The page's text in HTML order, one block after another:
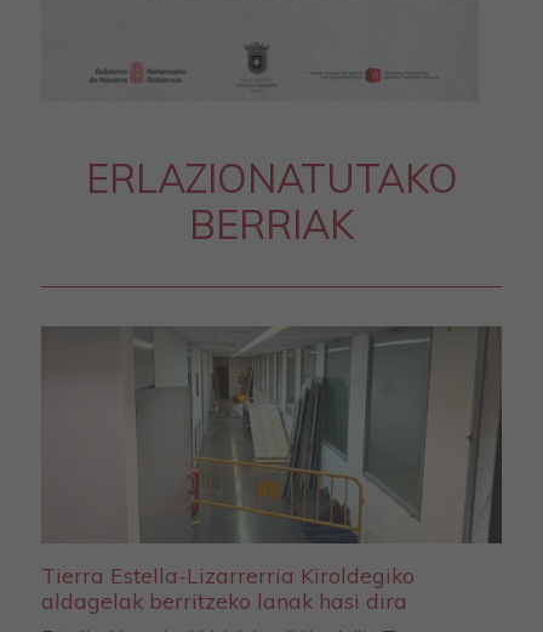
ERLAZIONATUTAKO
BERRIAK
Tierra Estella-Lizarrerria Kiroldegiko
aldagelak berritzeko lanak hasi dira